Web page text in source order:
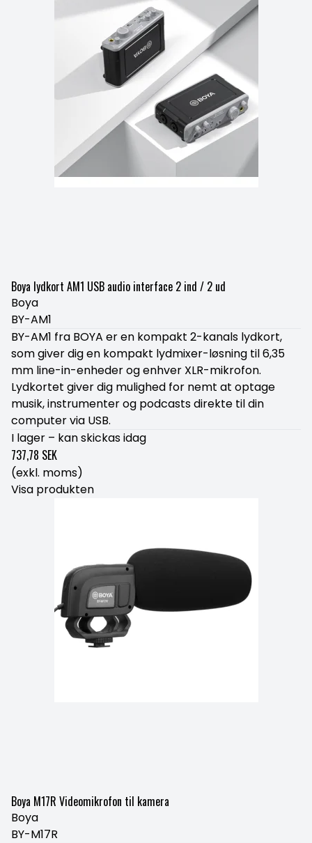
Boya lydkort AM1 USB audio interface 2 ind / 2 ud
Boya
BY-AM1
BY-AM1 fra BOYA er en kompakt 2-kanals lydkort,
som giver dig en kompakt lydmixer-løsning til 6,35
mm line-in-enheder og enhver XLR-mikrofon.
Lydkortet giver dig mulighed for nemt at optage
musik, instrumenter og podcasts direkte til din
computer via USB.
I lager – kan skickas idag
737,78 SEK
(exkl. moms)
Visa produkten
Boya M17R Videomikrofon til kamera
Boya
BY-M17R